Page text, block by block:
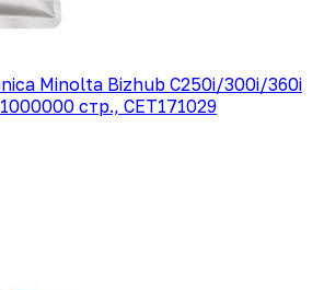
Minolta Bizhub C250i/300i/360i
стр., CET171029